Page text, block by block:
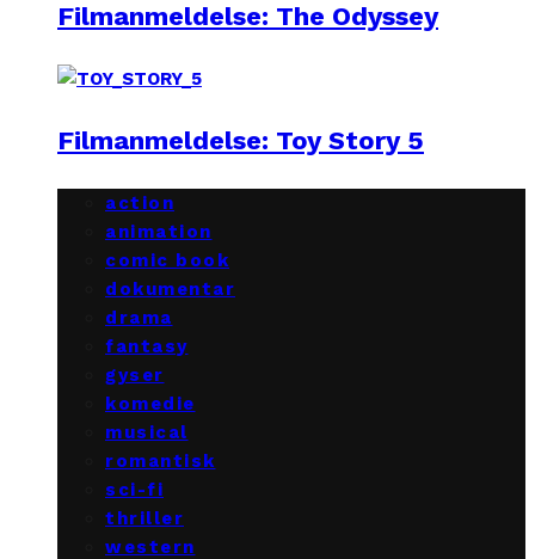
Filmanmeldelse: The Odyssey
Filmanmeldelse: Toy Story 5
action
animation
comic book
dokumentar
drama
fantasy
gyser
komedie
musical
romantisk
sci-fi
thriller
western